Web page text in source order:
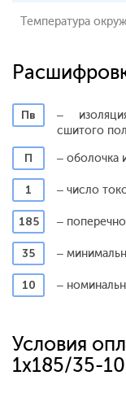
Температура
Пв
–
сшитого
П
– оболочка
1 – число
185 –
35 –
10 –
Условия
1x185/35-10